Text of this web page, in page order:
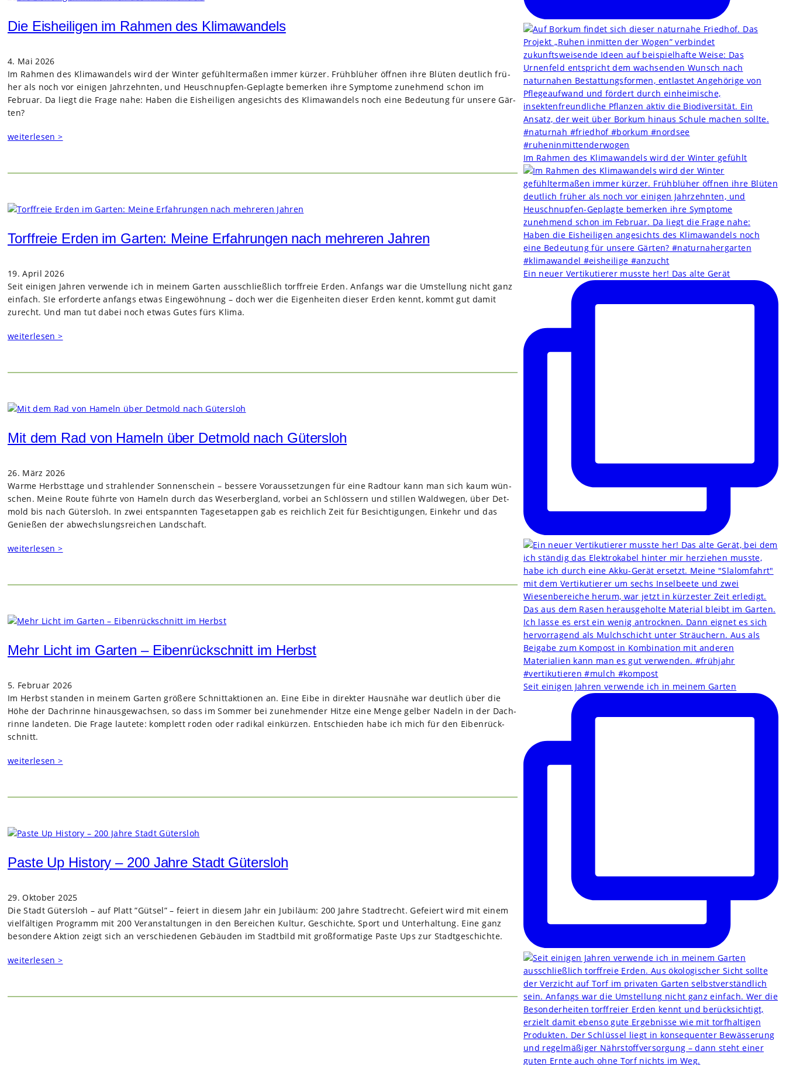
Die Eisheiligen im Rahmen des Klimawandels
4. Mai 2026
Im Rah­men des Kli­ma­wan­dels wird der Win­ter gefühl­ter­ma­ßen immer kür­zer. Früh­blü­her öff­nen ihre Blü­ten deut­lich frü­
her als noch vor eini­gen Jahr­zehn­ten, und Heu­schnup­fen-Geplagte bemer­ken ihre Sym­ptome zuneh­mend schon im
Februar. Da liegt die Frage nahe: Haben die Eis­hei­li­gen ange­sichts des Kli­ma­wan­dels noch eine Bedeu­tung für unsere Gär­
ten?
weiterlesen >
Torffreie Erden im Garten: Meine Erfahrungen nach mehreren Jahren
19. April 2026
Seit eini­gen Jah­ren ver­wende ich in mei­nem Gar­ten aus­schließ­lich torf­freie Erden. Anfangs war die Umstel­lung nicht ganz
ein­fach. SIe erfor­derte anfangs etwas Ein­ge­wöh­nung – doch wer die Eigen­hei­ten die­ser Erden kennt, kommt gut damit
zurecht. Und man tut dabei noch etwas Gutes fürs Klima.
weiterlesen >
Mit dem Rad von Hameln über Detmold nach Gütersloh
26. März 2026
Warme Herbst­tage und strah­len­der Son­nen­schein – bes­sere Vor­aus­set­zun­gen für eine Rad­tour kann man sich kaum wün­
schen. Meine Route führte von Hameln durch das Weser­berg­land, vor­bei an Schlös­sern und stil­len Wald­we­gen, über Det­
mold bis nach Güters­loh. In zwei ent­spann­ten Tages­etap­pen gab es reich­lich Zeit für Besich­ti­gun­gen, Ein­kehr und das
Genie­ßen der abwechs­lungs­rei­chen Land­schaft.
weiterlesen >
Mehr Licht im Garten – Eibenrückschnitt im Herbst
5. Februar 2026
Im Herbst stan­den in mei­nem Gar­ten grö­ßere Schnitt­ak­tio­nen an. Eine Eibe in direk­ter Haus­nähe war deut­lich über die
Höhe der Dach­rinne hin­aus­ge­wach­sen, so dass im Som­mer bei zuneh­men­der Hitze eine Menge gel­ber Nadeln in der Dach­
rinne lan­de­ten. Die Frage lau­tete: kom­plett roden oder radi­kal ein­kür­zen. Ent­schie­den habe ich mich für den Eiben­rück­
schnitt.
weiterlesen >
Paste Up History – 200 Jahre Stadt Gütersloh
29. Oktober 2025
Die Stadt Güters­loh – auf Platt ”Gütsel” – fei­ert in die­sem Jahr ein Jubi­läum: 200 Jahre Stadt­recht. Gefei­ert wird mit einem
viel­fäl­ti­gen Pro­gramm mit 200 Ver­an­stal­tun­gen in den Berei­chen Kul­tur, Geschichte, Sport und Unter­hal­tung. Eine ganz
beson­dere Aktion zeigt sich an ver­schie­de­nen Gebäu­den im Stadt­bild mit groß­for­ma­tige Paste Ups zur Stadt­ge­schichte.
weiterlesen >
Im Rahmen des Klimawandels wird der Winter gefühlt
Ein neuer Vertikutierer musste her! Das alte Gerät
Seit einigen Jahren verwende ich in meinem Garten